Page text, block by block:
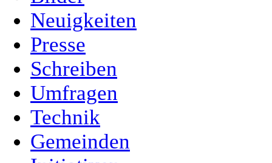
Neuigkeiten
Presse
Schreiben
Umfragen
Technik
Gemeinden